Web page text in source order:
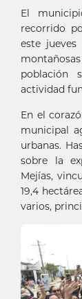
El
recorrido
este
población
actividad
En el
municipal
urbanas.
sobre la
Mejías,
19,4
varios,